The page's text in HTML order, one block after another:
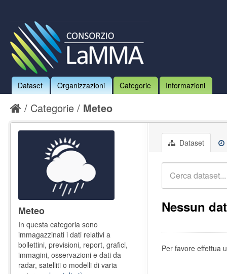
Dataset Organizzazioni Categorie Informazioni
Categorie Meteo
Dataset
Nessun
Per favore effettua
Meteo
In questa categoria sono
immagazzinati i dati relativi a
bollettini, previsioni, report, grafici,
immagini, osservazioni e dati da
radar, satelliti o modelli di varia